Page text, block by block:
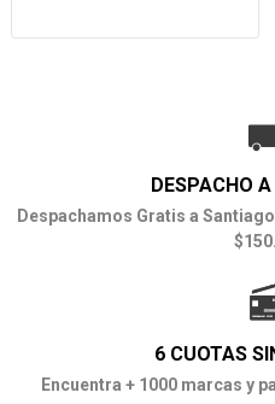
DESPACHO
Despachamos Gratis a
6 CUOTAS
Encuentra + 1000 marcas y